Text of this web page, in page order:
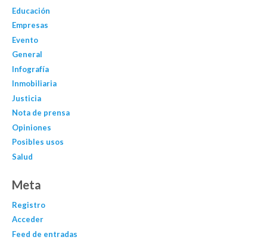
Educación
Empresas
Evento
General
Infografía
Inmobiliaria
Justicia
Nota de prensa
Opiniones
Posibles usos
Salud
Meta
Registro
Acceder
Feed de entradas